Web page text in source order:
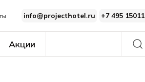
info@projecthotel.ru +7 495
Акции